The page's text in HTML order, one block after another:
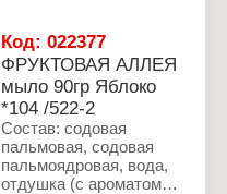
Код:022377
ФРУКТОВАЯ АЛЛЕЯ
мыло 90гр Яблоко
*104 /522-2
Состав: содовая
пальмовая, содовая
пальмоядровая, вода,
отдушка (с ароматом